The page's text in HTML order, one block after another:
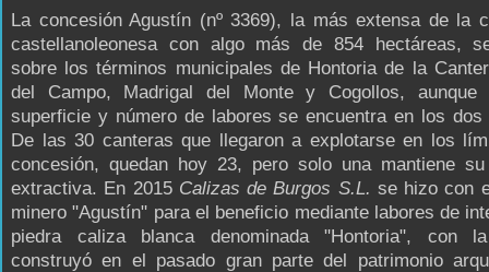
La concesión Agustín (nº 3369), la más extensa de la
castellanoleonesa con algo más de 854 hectáreas,
sobre los términos municipales de Hontoria de la
del Campo, Madrigal del Monte y Cogollos, aunque
superficie y número de labores se encuentra en los dos
De las 30 canteras que llegaron a explotarse en los
concesión, quedan hoy 23, pero solo una mantiene
extractiva. En 2015 Calizas de Burgos S.L. se hizo con
minero "Agustín" para el beneficio mediante labores de
piedra caliza blanca denominada "Hontoria", con
construyó en el pasado gran parte del patrimonio